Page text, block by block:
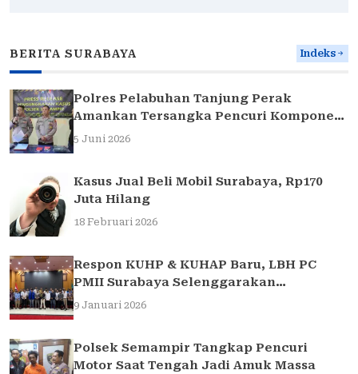
BERITA SURABAYA Indeks
Polres Pelabuhan Tanjung Perak
Amankan Tersangka Pencuri Komponen
Traffic Light di Surabaya
5 Juni 2026
Kasus Jual Beli Mobil Surabaya, Rp170
Juta Hilang
18 Februari 2026
Respon KUHP & KUHAP Baru, LBH PC
PMII Surabaya Selenggarakan
Sarasehan Hukum
9 Januari 2026
Polsek Semampir Tangkap Pencuri
Motor Saat Tengah Jadi Amuk Massa